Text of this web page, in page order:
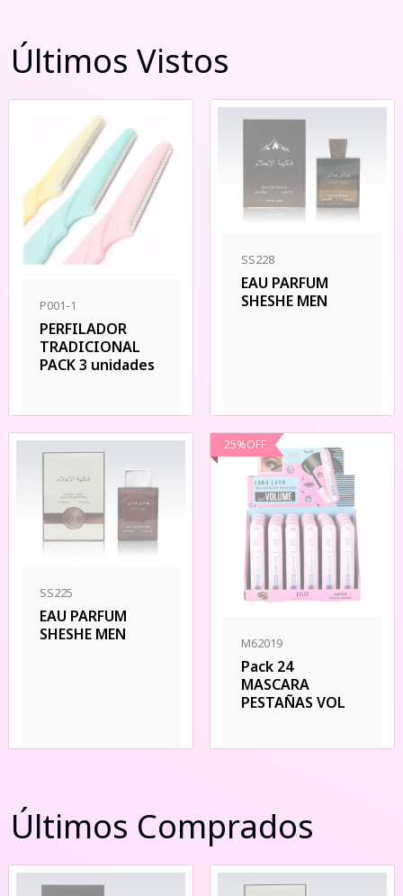
Últimos Vistos
P001-1
PERFILADOR
TRADICIONAL
PACK 3 unidades
SS228
EAU PARFUM
SHESHE MEN
SS225
EAU PARFUM
SHESHE MEN
25%OFF
M62019
Pack 24
MASCARA
PESTAÑAS VOL
Últimos Comprados